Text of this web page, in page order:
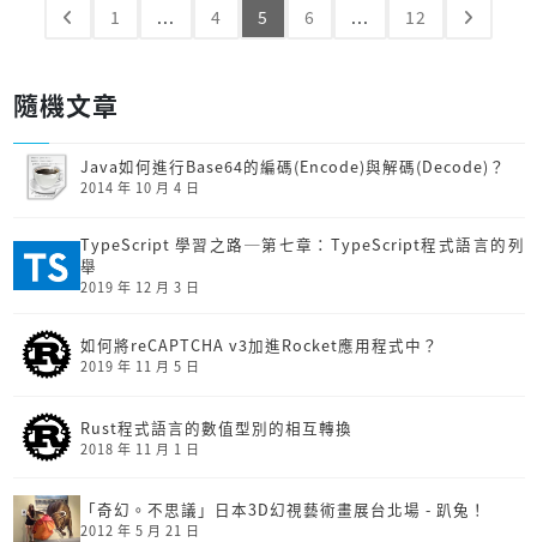
1 ... 4 5 6 ... 12
隨機文章
Java如何進行Base64的編碼(Encode)與解碼(Decode)？
2014 年 10 月 4 日
TypeScript 學習之路─第七章：TypeScript程式語言的列
舉
2019 年 12 月 3 日
如何將reCAPTCHA v3加進Rocket應用程式中？
2019 年 11 月 5 日
Rust程式語言的數值型別的相互轉換
2018 年 11 月 1 日
「奇幻。不思議」日本3D幻視藝術畫展台北場 - 趴兔！
2012 年 5 月 21 日